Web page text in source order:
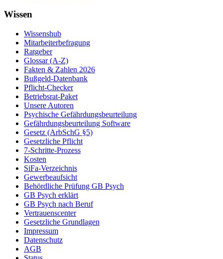
Wissen
Wissenshub
Mitarbeiterbefragung
Ratgeber
Glossar (A-Z)
Fakten & Zahlen 2026
Bußgeld-Datenbank
Pflicht-Checker
Betriebsrat-Paket
Unsere Autoren
Psychische Gefährdungsbeurteilung
Gefährdungsbeurteilung Software
Gesetz (ArbSchG §5)
Gesetzliche Pflicht
7-Schritte-Prozess
Kosten
SiFa-Verzeichnis
Gewerbeaufsicht
Behördliche Prüfung GB Psych
GB Psych erklärt
GB Psych nach Beruf
Vertrauenscenter
Gesetzliche Grundlagen
Impressum
Datenschutz
AGB